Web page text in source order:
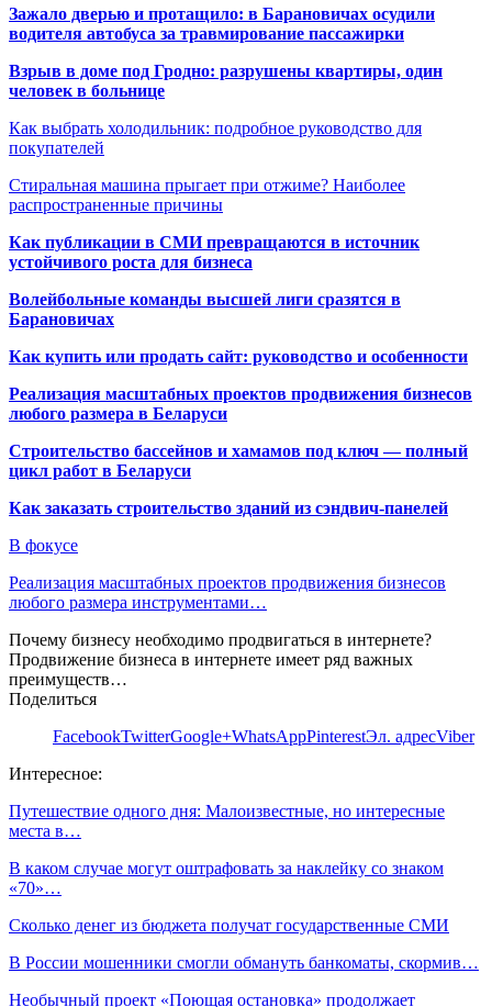
Зажало дверью и протащило: в Барановичах осудили
водителя автобуса за травмирование пассажирки
Взрыв в доме под Гродно: разрушены квартиры, один
человек в больнице
Как выбрать холодильник: подробное руководство для
покупателей
Стиральная машина прыгает при отжиме? Наиболее
распространенные причины
Как публикации в СМИ превращаются в источник
устойчивого роста для бизнеса
Волейбольные команды высшей лиги сразятся в
Барановичах
Как купить или продать сайт: руководство и особенности
Реализация масштабных проектов продвижения бизнесов
любого размера в Беларуси
Строительство бассейнов и хамамов под ключ — полный
цикл работ в Беларуси
Как заказать строительство зданий из сэндвич-панелей
В фокусе
Реализация масштабных проектов продвижения бизнесов
любого размера инструментами…
Почему бизнесу необходимо продвигаться в интернете?
Продвижение бизнеса в интернете имеет ряд важных
преимуществ…
Поделиться
FacebookTwitterGoogle+WhatsAppPinterestЭл. адресViber
Интересное:
Путешествие одного дня: Малоизвестные, но интересные
места в…
В каком случае могут оштрафовать за наклейку со знаком
«70»…
Сколько денег из бюджета получат государственные СМИ
В России мошенники смогли обмануть банкоматы, скормив…
Необычный проект «Поющая остановка» продолжает